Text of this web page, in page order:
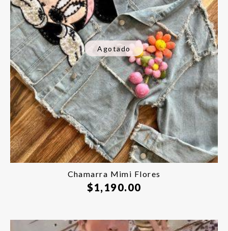
Agotado
Chamarra Mimi Flores
$1,190.00